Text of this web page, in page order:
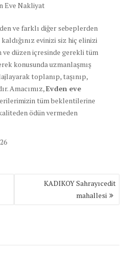
Eve Nakliyat
ve farklı diğer sebeplerden
evinizi siz hiç elinizi
düzen içresinde gerekli tüm
konusunda uzmanlaşmış
toplanıp, taşınıp,
Amacımız,Evden eve
tüm beklentilerine
ödün vermeden
KADIKOY Sahrayıcedit
mahallesi